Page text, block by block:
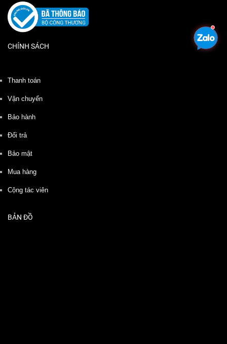
CHÍNH SÁCH
Thanh toán
Vận chuyển
Bảo hành
Đổi trả
Bảo mật
Mua hàng
Cộng tác viên
BẢN ĐỒ